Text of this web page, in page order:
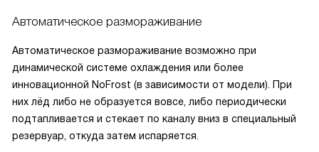
Автоматическое размораживание
Автоматическое размораживание возможно при
динамической системе охлаждения или более
инновационной NoFrost (в зависимости от модели). При
них лёд либо не образуется вовсе, либо периодически
подтапливается и стекает по каналу вниз в специальный
резервуар, откуда затем испаряется.